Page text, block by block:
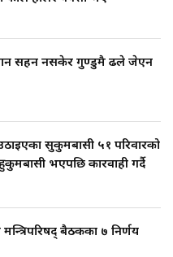
सहन नसकेर गुण्डुमै ढले जेएन
सुकुमबासी ५१ परिवारको
भएपछि कारवाही गर्दै
बैठकका ७ निर्णय